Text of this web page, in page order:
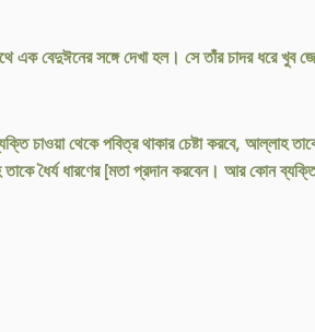
এক বেদুঈনের সঙ্গে দেখা হল। সে তাঁর চাদর ধরে খুব
চাওয়া থেকে পবিত্র থাকার চেষ্টা করবে, আল্লাহ
ধৈর্য ধারণের [মতা প্রদান করবেন। আর কোন